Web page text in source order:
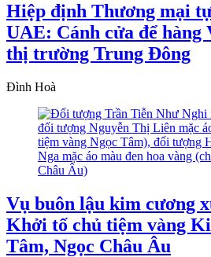
Hiệp định Thương mại
UAE: Cánh cửa để hàng
thị trường Trung Đông
Đình Hoà
Vụ buôn lậu kim cương
Khởi tố chủ tiệm vàng
Tâm, Ngọc Châu Âu